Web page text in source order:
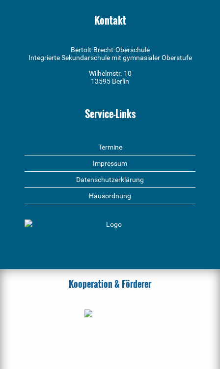
Kontakt
Bertolt-Brecht-Oberschule
Integrierte Sekundarschule mit gymnasialer Oberstufe
Wilhelmstr. 10
13595 Berlin
Service-Links
Termine
Impressum
Datenschutzerklärung
Hausordnung
Kooperation & Förderer